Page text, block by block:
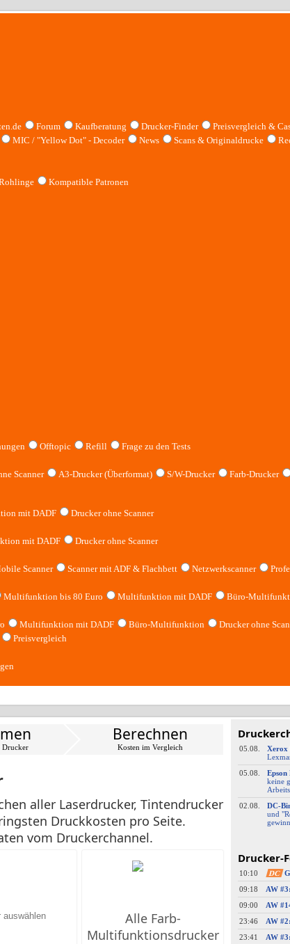
Forum Kaufberatung Drucker-Finder Preisvergleich &
MIC / "Yellow Dot" - Decoder News Scans & Originaldrucke
Kompatible Patronen
Offtopic Refill
Frage zu den Tests
Scanner A3-Drucker (Überformat) S/W-Drucker Farb-Drucker
mit DADF
Drucker ohne Scanner
mit DADF
Drucker ohne Scanner
Scanner Scanner mit ADF & Flachbett Netzwerkscanner
Multifunktion bis 80 Euro Multifunktion mit DADF Büro-
Multifunktion mit DADF Büro-Multifunktion
Drucker ohne
Preisvergleich
Drucker
Berechnen
Kosten im Vergleich
aller Laserdrucker, Tintendrucker
Druckkosten pro Seite.
vom Druckerchannel.
Alle Farb-
Multifunktions­drucker
05.08. Xerox
05.08.
Epson
keine
02.08.
DC-
und
Drucker-
10:10 DC
09:18
09:00
23:46
23:41